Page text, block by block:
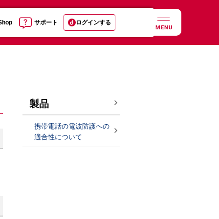
サポート ログインする
MENU
製品
携帯電話の電波防護への
適合性について